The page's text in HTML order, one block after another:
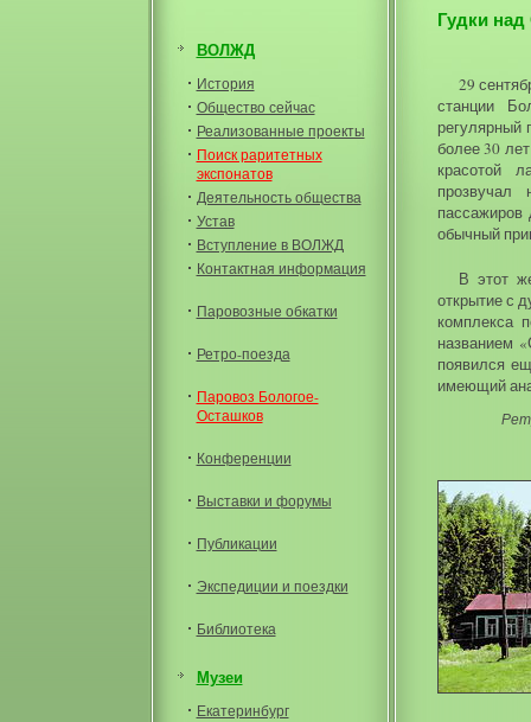
ВОЛЖД
История
Общество сейчас
Реализованные проекты
Поиск раритетных
экспонатов
Деятельность общества
Устав
Вступление в ВОЛЖД
Контактная информация
Паровозные обкатки
Ретро-поезда
Паровоз Бологое-
Осташков
Конференции
Выставки и форумы
Публикации
Экспедиции и поездки
Библиотека
Музеи
Екатеринбург
Гудки
29
станции
регулярный
более 30
красотой
обычный
В этот
открытие с
комплекса
названием
появился
имеющий